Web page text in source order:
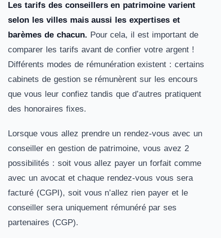
Les tarifs des conseillers en patrimoine varient
selon les villes mais aussi les expertises et
barèmes de chacun. Pour cela, il est important de
comparer les tarifs avant de confier votre argent !
Différents modes de rémunération existent : certains
cabinets de gestion se rémunèrent sur les encours
que vous leur confiez tandis que d’autres pratiquent
des honoraires fixes.
Lorsque vous allez prendre un rendez-vous avec un
conseiller en gestion de patrimoine, vous avez 2
possibilités : soit vous allez payer un forfait comme
avec un avocat et chaque rendez-vous vous sera
facturé (CGPI), soit vous n’allez rien payer et le
conseiller sera uniquement rémunéré par ses
partenaires (CGP).